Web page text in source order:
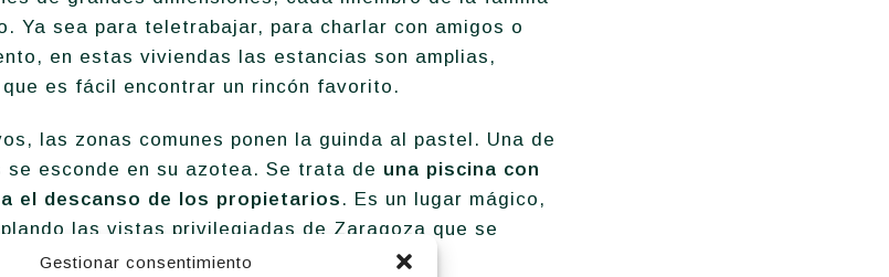
Gestionar consentimiento
Ya sea para teletrabajar, para charlar con amigos o
en estas viviendas las estancias son amplias,
es fácil encontrar un rincón favorito.
las zonas comunes ponen la guinda al pastel. Una de
esconde en su azotea. Se trata de una piscina con
el descanso de los propietarios . Es un lugar mágico,
las vistas privilegiadas de Zaragoza que se
edificio.